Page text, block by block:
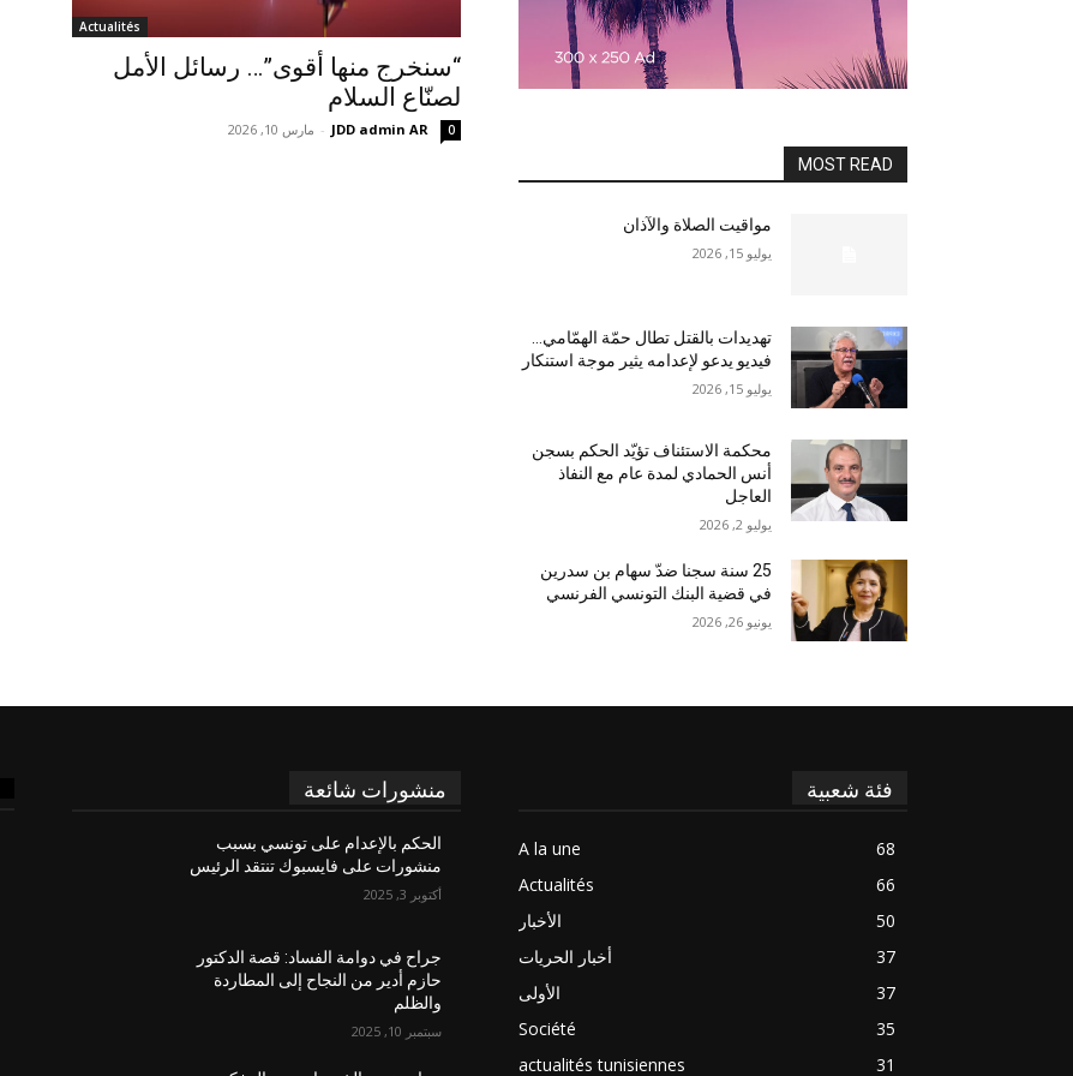
Actualités
“سنخرج منها أقوى”… رسائل الأمل
لصنّاع السلام
JDD admin AR
- مارس 10, 2026 0
MOST READ
مواقيت الصلاة والآذان
يوليو 15, 2026
تهديدات بالقتل تطال حمّة الهمّامي…
فيديو يدعو لإعدامه يثير موجة استنكار
يوليو 15, 2026
محكمة الاستئناف تؤيّد الحكم بسجن
أنس الحمادي لمدة عام مع النفاذ
العاجل
يوليو 2, 2026
25 سنة سجنا ضدّ سهام بن سدرين
في قضية البنك التونسي الفرنسي
يونيو 26, 2026
منشورات شائعة
الحكم بالإعدام على تونسي بسبب
منشورات على فايسبوك تنتقد الرئيس
أكتوبر 3, 2025
جراح في دوامة الفساد: قصة الدكتور
حازم أدير من النجاح إلى المطاردة
والظلم
سبتمبر 10, 2025
فئة شعبية
A la une
68
Actualités
66
الأخبار
50
أخبار الحريات
37
الأولى
37
Société
35
actualités tunisiennes
31